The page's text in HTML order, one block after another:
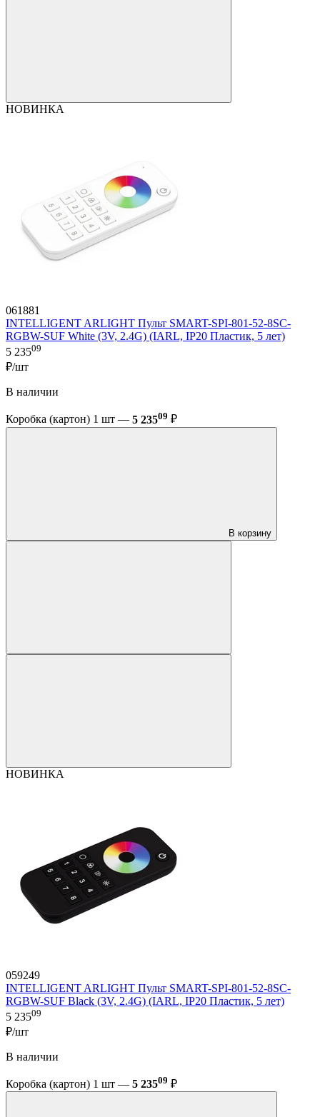
НОВИНКА
061881
INTELLIGENT ARLIGHT Пульт SMART-SPI-801-52-8SC-
RGBW-SUF White (3V, 2.4G) (IARL, IP20 Пластик, 5 лет)
5 23509
₽/шт
В наличии
Коробка (картон) 1 шт — 5 23509 ₽
В корзину
НОВИНКА
059249
INTELLIGENT ARLIGHT Пульт SMART-SPI-801-52-8SC-
RGBW-SUF Black (3V, 2.4G) (IARL, IP20 Пластик, 5 лет)
5 23509
₽/шт
В наличии
Коробка (картон) 1 шт — 5 23509 ₽